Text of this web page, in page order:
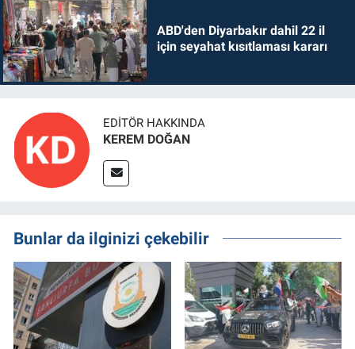
ABD'den Diyarbakır dahil 22 il
için seyahat kısıtlaması kararı
EDITÖR HAKKINDA
KEREM DOĞAN
Bunlar da ilginizi çekebilir